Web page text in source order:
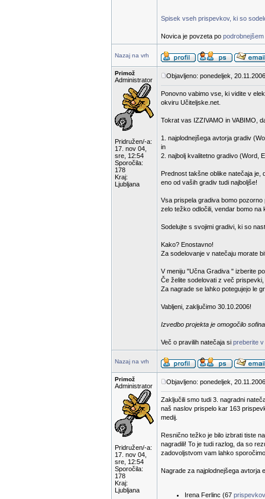
Spisek vseh prispevkov, ki so
Novica je povzeta po
Nazaj na vrh
Primož
Administrator
Pridružen/-a:
17. nov 04,
sre, 12:54
Sporočila:
178
Kraj:
Ljubljana
Objavljeno: ponedeljek,
Ponovno vabimo vse, ki vidite v
okviru Učiteljske.net.
Tokrat vas IZZIVAMO in VABIMO,
1. najplodnejšega avtorja gradiv
in
2. najbolj kvalitetno gradivo (Word,
Prednost takšne oblike natečaja je,
eno od vaših gradiv tudi najboljše!
Vsa prispela gradiva bomo
zelo težko odločili, vendar bomo
Sodelujte s svojimi gradivi, ki so
Kako? Enostavno!
Za sodelovanje v natečaju morate
V meniju "Učna Gradiva " izberite
Če želite sodelovati z več
Za nagrade se lahko potegujejo le
Vabljeni, zaključimo 30.10.2006!
Izvedbo projekta je omogočilo
Več o pravilih natečaja si preberite
Nazaj na vrh
Primož
Administrator
Pridružen/-a:
17. nov 04,
sre, 12:54
Sporočila:
178
Kraj:
Ljubljana
Objavljeno: ponedeljek,
Zaključili smo tudi 3. nagradni
naš naslov prispelo kar 163
medij.
Resnično težko je bilo izbrati tiste
nagradili! To je tudi razlog, da so
zadovoljstvom vam lahko
Nagrade za najplodnejšega avtorja
Irena Ferlinc (67 prispevkov